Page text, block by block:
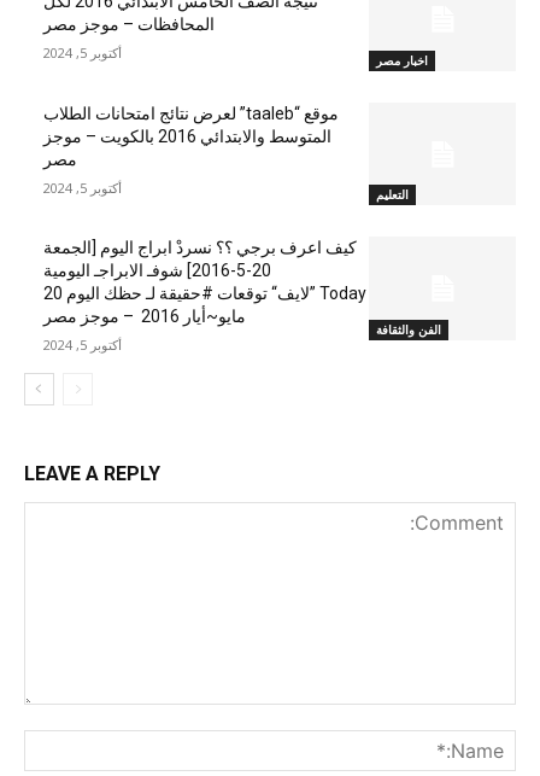
اخبار مصر
المحافظات – موجز مصر
أكتوبر 5, 2024
التعليم
موقع “taaleb” لعرض نتائج امتحانات الطلاب
المتوسط والابتدائي 2016 بالكويت – موجز
مصر
أكتوبر 5, 2024
الفن والثقافة
كيف اعرف برجي ؟؟ نسردْ ابراج اليوم [الجمعة
20-5-2016] شوفـ الابراجـ اليومية
Today ”لايف“ توقعات #حقيقة لـ حظك اليوم 20
مايو~أيار 2016 – موجز مصر
أكتوبر 5, 2024
LEAVE A REPLY